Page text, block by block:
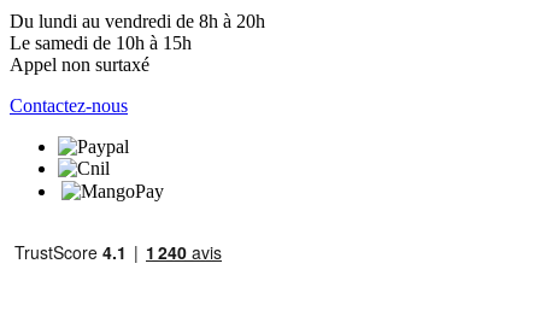
Du lundi au vendredi de 8h à 20h
Le samedi de 10h à 15h
Appel non surtaxé
Contactez-nous